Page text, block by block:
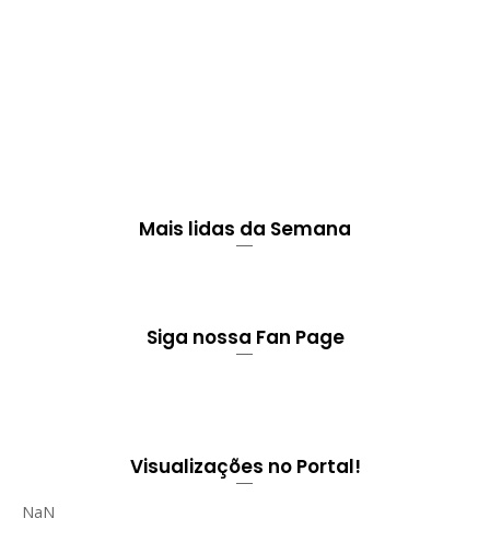
Mais lidas da Semana
Siga nossa Fan Page
Visualizações no Portal!
NaN